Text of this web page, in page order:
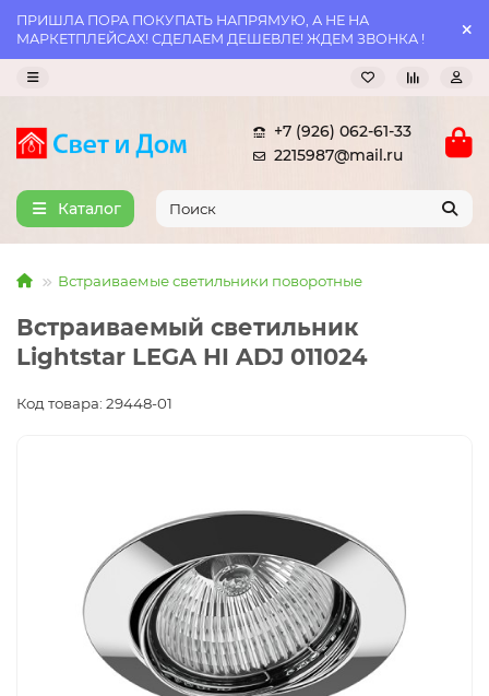
ПРИШЛА ПОРА ПОКУПАТЬ НАПРЯМУЮ, А НЕ НА
МАРКЕТПЛЕЙСАХ! СДЕЛАЕМ ДЕШЕВЛЕ! ЖДЕМ ЗВОНКА !
+7 (926) 062-61-33
2215987@mail.ru
Каталог
Встраиваемые светильники поворотные
Встраиваемый светильник
Lightstar LEGA HI ADJ 011024
Код товара: 29448-01